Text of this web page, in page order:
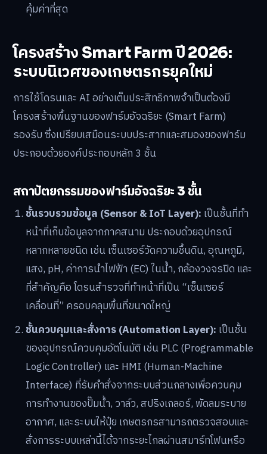
คุ้มค่าที่สุด
โครงสร้าง Smart Farm ปี 2026:
ระบบนิเวศของเกษตรกรยุคใหม่
การใช้โดรนและ AI อย่างเต็มประสิทธิภาพจำเป็นต้องมี
โครงสร้างพื้นฐานของฟาร์มอัจฉริยะ (Smart Farm)
รองรับ ซึ่งเปรียบเสมือนระบบประสาทและสมองของฟาร์ม
ประกอบด้วยองค์ประกอบหลัก 3 ชั้น
สถาปัตยกรรมของฟาร์มอัจฉริยะ 3 ชั้น
ชั้นรวบรวมข้อมูล (Sensor & IoT Layer): เป็นชั้นที่ทำ
หน้าที่เก็บข้อมูลจากภาคสนาม ประกอบด้วยอุปกรณ์
หลากหลายชนิด เช่น เซ็นเซอร์วัดความชื้นดิน, อุณหภูมิ,
แสง, pH, ค่าการนำไฟฟ้า (EC) ในน้ำ, กล้องวงจรปิด และ
ที่สำคัญคือ โดรนสำรวจที่ทำหน้าที่เป็น “เซ็นเซอร์
เคลื่อนที่” ครอบคลุมพื้นที่ขนาดใหญ่
ชั้นควบคุมและสั่งการ (Automation Layer): เป็นชั้น
ของอุปกรณ์ควบคุมอัตโนมัติ เช่น PLC (Programmable
Logic Controller) และ HMI (Human-Machine
Interface) ที่รับคำสั่งจากระบบส่วนกลางเพื่อควบคุม
การทำงานของปั๊มน้ำ, วาล์ว, สปริงเกลอร์, พัดลมระบาย
อากาศ, และระบบให้ปุ๋ย เกษตรกรสามารถตรวจสอบและ
สั่งการระบบเหล่านี้ได้จากระยะไกลผ่านสมาร์ทโฟนหรือ